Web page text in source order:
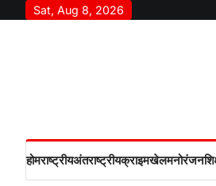
Sat, Aug 8, 2026
होमराष्‍ट्रीयअंतराष्‍ट्रीयक्राइमखेलमनोरंजन